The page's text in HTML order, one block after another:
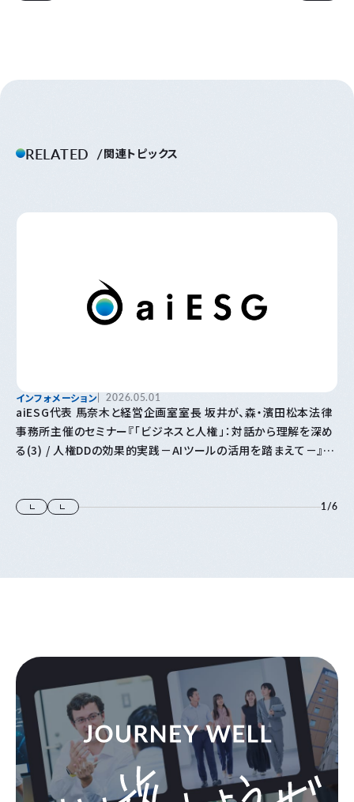
RELATED 関連トピックス
インフォメーション 2026.05.01
aiESG代表 馬奈木と経営企画室室長 坂井が、森・濱田松本法律
事務所主催のセミナー『「⁠ビジネスと人権⁠」⁠：対話から理解を深め
る(3) / 人権DDの効果的実践－AIツールの活用を踏まえて－』に
1/6